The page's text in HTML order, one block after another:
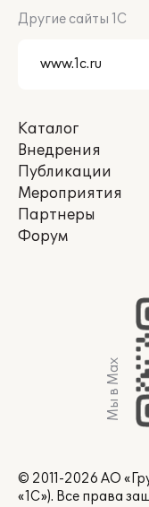
Другие сайты 1С
Каталог
Внедрения
Публикации
Мероприятия
Партнеры
Форум
Мы в Max
© 2011-2026 АО
«1С»). Все права